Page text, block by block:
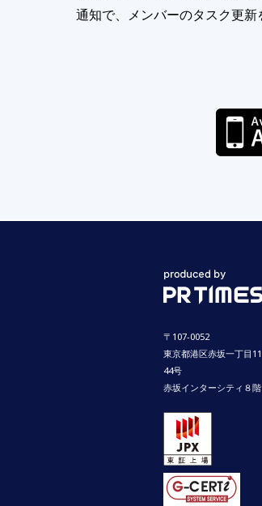
通知で、メンバーのタスク更新
〒107-0052
東京都港区赤坂一丁目
44号
赤坂インターシティ８階